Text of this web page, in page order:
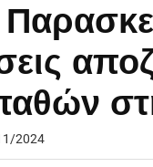
2024